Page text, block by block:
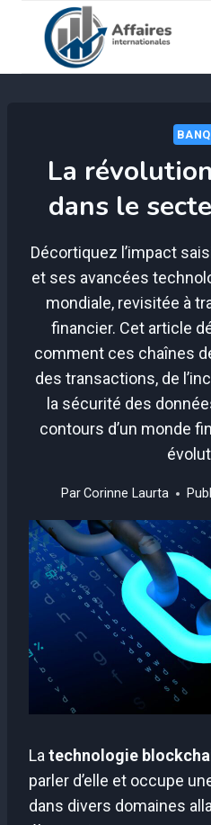
contenu
La
dans le
Décortiquez l’impact
et ses avancées
mondiale, revisitée à
financier. Cet article
comment ces chaînes
des transactions, de
la sécurité des
contours d’un monde
ParCorinne Laurta
Latechnologie
parler d’elle et occupe
dans divers domaines